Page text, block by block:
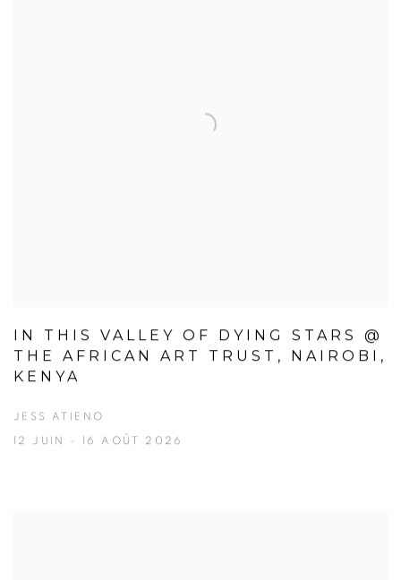
IN THIS VALLEY OF DYING STARS @
THE AFRICAN ART TRUST, NAIROBI,
KENYA
JESS ATIENO
12 JUIN - 16 AOÛT 2026